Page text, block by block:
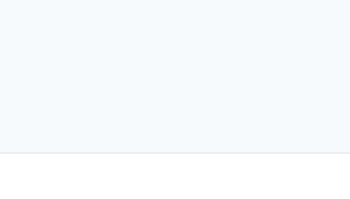
מדריכים מקיפים בעברית